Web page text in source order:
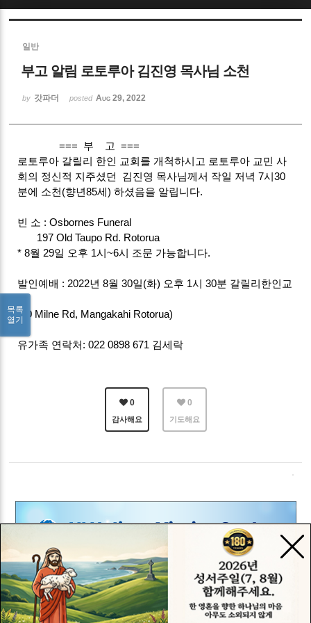
일반
부고 알림 로토루아 김진영 목사님 소천
by 갓파더 posted Aug 29, 2022
=== 부 고 ===
로토루아 갈릴리 한인 교회를 개척하시고 로토루아 교민 사
회의 정신적 지주셨던 김진영 목사님께서 작일 저녁 7시30
분에 소천(향년85세) 하셨음을 알립니다.
빈 소 : Osbornes Funeral
197 Old Taupo Rd. Rotorua
* 8월 29일 오후 1시~6시 조문 가능합니다.
발인예배 : 2022년 8월 30일(화) 오후 1시 30분 갈릴리한인교
(30 Milne Rd, Mangakahi Rotorua)
유가족 연락처: 022 0898 671 김세락
0
감사해요
0
기도해요
목록
열기
Sketchbook5, 스케치북5
Sketchbook5, 스케치북5